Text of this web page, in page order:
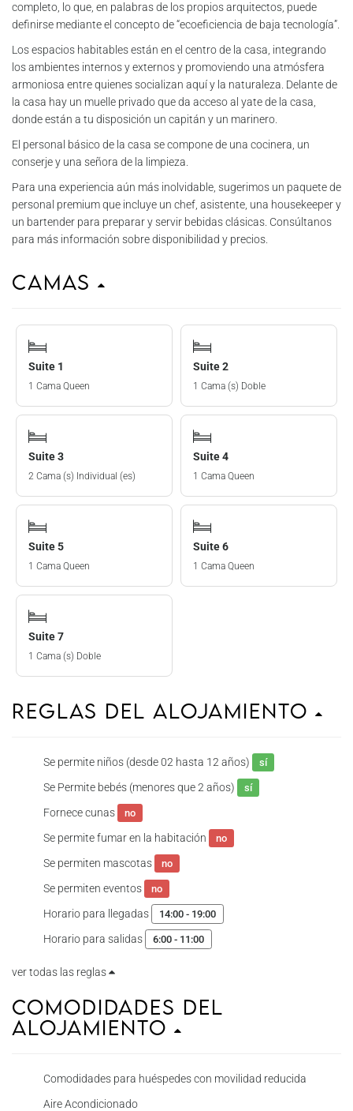
completo, lo que, en palabras de los propios arquitectos, puede
definirse mediante el concepto de “ecoeficiencia de baja tecnología”.
Los espacios habitables están en el centro de la casa, integrando
los ambientes internos y externos y promoviendo una atmósfera
armoniosa entre quienes socializan aquí y la naturaleza. Delante de
la casa hay un muelle privado que da acceso al yate de la casa,
donde están a tu disposición un capitán y un marinero.
El personal básico de la casa se compone de una cocinera, un
conserje y una señora de la limpieza.
Para una experiencia aún más inolvidable, sugerimos un paquete de
personal premium que incluye un chef, asistente, una housekeeper y
un bartender para preparar y servir bebidas clásicas. Consúltanos
para más información sobre disponibilidad y precios.
Camas
Suite 1
1 Cama Queen
Suite 2
1 Cama (s) Doble
Suite 3
2 Cama (s) Individual (es)
Suite 4
1 Cama Queen
Suite 5
1 Cama Queen
Suite 6
1 Cama Queen
Suite 7
1 Cama (s) Doble
Reglas del Alojamiento
Se permite niños (desde 02 hasta 12 años) sí
Se Permite bebés (menores que 2 años) sí
Fornece cunas no
Se permite fumar en la habitación no
Se permiten mascotas no
Se permiten eventos no
Horario para llegadas 14:00 - 19:00
Horario para salidas 6:00 - 11:00
ver todas las reglas
Comodidades del
Alojamiento
Comodidades para huéspedes con movilidad reducida
Aire Acondicionado